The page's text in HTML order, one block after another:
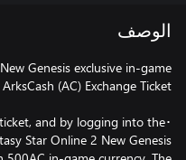
الوصف
Genesis exclusive in-game
ticket, and by logging into the